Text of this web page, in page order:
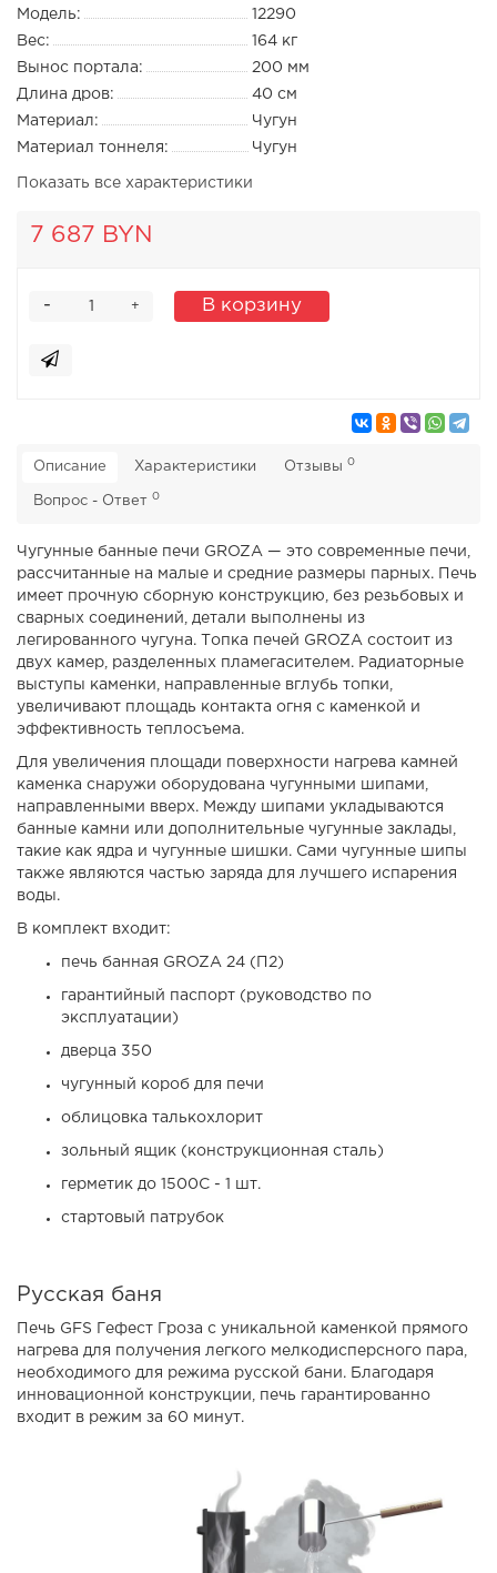
Модель:
12290
Вес:
164 кг
Вынос портала:
200 мм
Длина дров:
40 см
Материал:
Чугун
Материал тоннеля:
Чугун
Показать все характеристики
7 687 BYN
+
- В корзину
Описание Характеристики Отзывы 0
Вопрос - Ответ 0
Чугунные банные печи GROZA — это современные печи,
рассчитанные на малые и средние размеры парных. Печь
имеет прочную сборную конструкцию, без резьбовых и
сварных соединений, детали выполнены из
легированного чугуна. Топка печей GROZA состоит из
двух камер, разделенных пламегасителем. Радиаторные
выступы каменки, направленные вглубь топки,
увеличивают площадь контакта огня с каменкой и
эффективность теплосъема.
Для увеличения площади поверхности нагрева камней
каменка снаружи оборудована чугунными шипами,
направленными вверх. Между шипами укладываются
банные камни или дополнительные чугунные заклады,
такие как ядра и чугунные шишки. Сами чугунные шипы
также являются частью заряда для лучшего испарения
воды.
В комплект входит:
печь банная GROZA 24 (П2)
гарантийный паспорт (руководство по
эксплуатации)
дверца 350
чугунный короб для печи
облицовка талькохлорит
зольный ящик (конструкционная сталь)
герметик до 1500С - 1 шт.
стартовый патрубок
Русская баня
Печь GFS Гефест Гроза с уникальной каменкой прямого
нагрева для получения легкого мелкодисперсного пара,
необходимого для режима русской бани. Благодаря
инновационной конструкции, печь гарантированно
входит в режим за 60 минут.